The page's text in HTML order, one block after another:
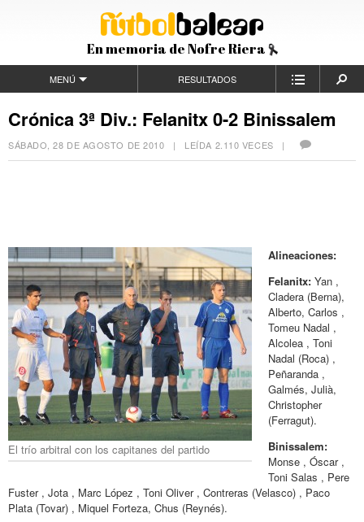
En memoria de Nofre Riera
MENÚ RESULTADOS
Crónica 3ª Div.: Felanitx 0-2 Binissalem
SÁBADO, 28 DE AGOSTO DE 2010 | LEÍDA 2.110 VECES |
El trío arbitral con los capitanes del partido
Alineaciones:
Felanitx: Yan ,
Cladera (Berna),
Alberto, Carlos ,
Tomeu Nadal ,
Alcolea , Toni
Nadal (Roca) ,
Peñaranda ,
Galmés, Julià,
Christopher
(Ferragut).
Binissalem:
Monse , Óscar ,
Toni Salas , Pere
Fuster , Jota , Marc López , Toni Oliver , Contreras (Velasco) , Paco
Plata (Tovar) , Miquel Forteza, Chus (Reynés).